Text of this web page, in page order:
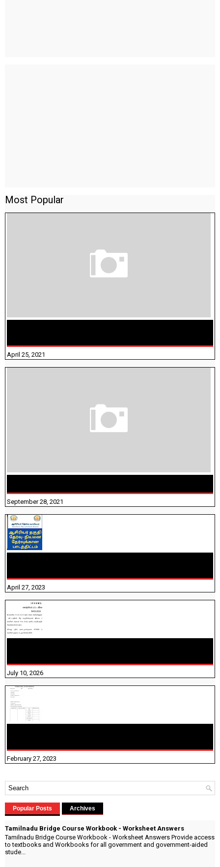
Most Popular
April 25, 2021
September 28, 2021
April 27, 2023
July 10, 2026
February 27, 2023
Popular Posts Archives
Tamilnadu Bridge Course Workbook - Worksheet Answers
Tamilnadu Bridge Course Workbook - Worksheet Answers Provide access
to textbooks and Workbooks for all government and government-aided
stude...